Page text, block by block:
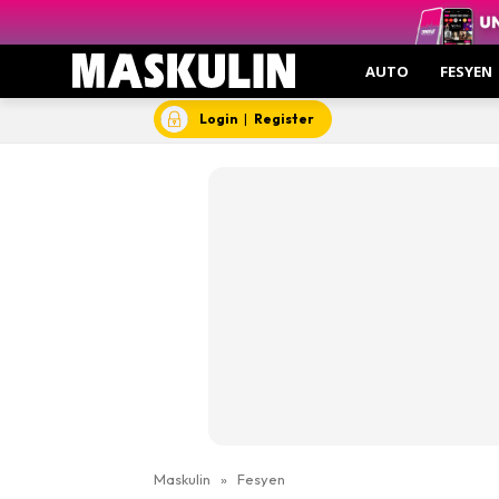
AUTO FESYEN
Login | Register
Maskulin » Fesyen